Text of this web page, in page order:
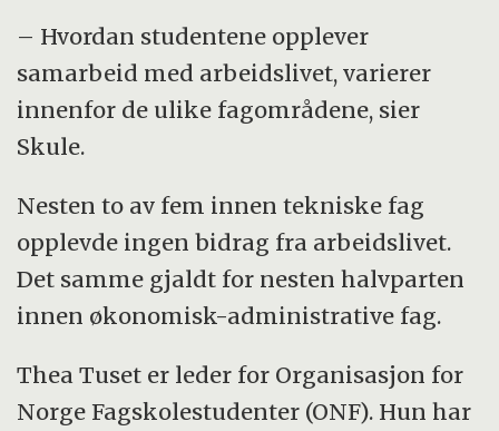
– Hvordan studentene opplever
samarbeid med arbeidslivet, varierer
innenfor de ulike fagområdene, sier
Skule.
Nesten to av fem innen tekniske fag
opplevde ingen bidrag fra arbeidslivet.
Det samme gjaldt for nesten halvparten
innen økonomisk-administrative fag.
Thea Tuset er leder for Organisasjon for
Norge Fagskolestudenter (ONF). Hun har